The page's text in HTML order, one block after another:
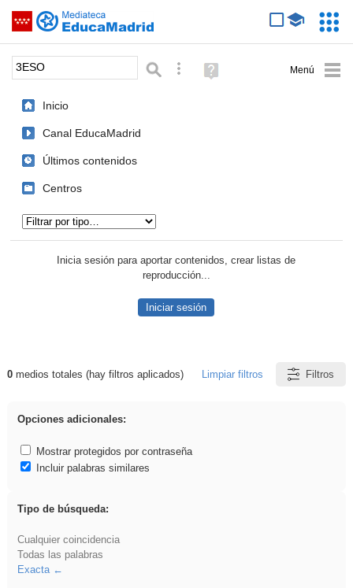
Saltar navegación
Palabra o frase: Búsqueda avanzada
Ayuda
(en
Inicio
Canal EducaMadrid
Últimos contenidos
Centros
Inicia sesión para aportar contenidos, crear listas de
reproducción...
Iniciar sesión
Resultados de: 3ESO
0medios totales (hay filtros aplicados) Limpiar filtros Filtros
Opciones adicionales:
Mostrar protegidos por contraseña
Incluir palabras similares
Tipo de búsqueda:
Cualquier coincidencia
Todas las palabras
Exacta